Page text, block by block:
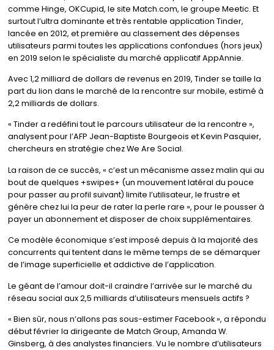
comme Hinge, OKCupid, le site Match.com, le groupe Meetic. Et
surtout l’ultra dominante et très rentable application Tinder,
lancée en 2012, et première au classement des dépenses
utilisateurs parmi toutes les applications confondues (hors jeux)
en 2019 selon le spécialiste du marché applicatif AppAnnie.
Avec 1,2 milliard de dollars de revenus en 2019, Tinder se taille la
part du lion dans le marché de la rencontre sur mobile, estimé à
2,2 milliards de dollars.
« Tinder a redéfini tout le parcours utilisateur de la rencontre »,
analysent pour l’AFP Jean-Baptiste Bourgeois et Kevin Pasquier,
chercheurs en stratégie chez We Are Social.
La raison de ce succès, « c’est un mécanisme assez malin qui au
bout de quelques +swipes+ (un mouvement latéral du pouce
pour passer au profil suivant) limite l’utilisateur, le frustre et
génère chez lui la peur de rater la perle rare », pour le pousser à
payer un abonnement et disposer de choix supplémentaires.
Ce modèle économique s’est imposé depuis à la majorité des
concurrents qui tentent dans le même temps de se démarquer
de l’image superficielle et addictive de l’application.
Le géant de l’amour doit-il craindre l’arrivée sur le marché du
réseau social aux 2,5 milliards d’utilisateurs mensuels actifs ?
« Bien sûr, nous n’allons pas sous-estimer Facebook », a répondu
début février la dirigeante de Match Group, Amanda W.
Ginsberg, à des analystes financiers. Vu le nombre d’utilisateurs